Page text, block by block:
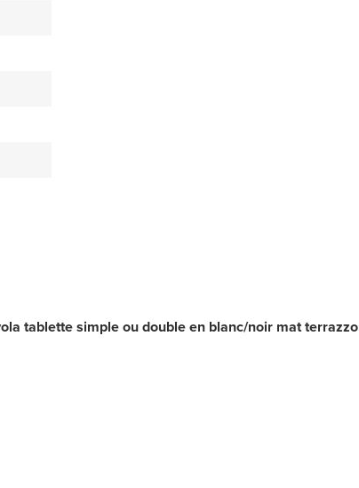
tablette simple ou double en blanc/noir mat terrazzo